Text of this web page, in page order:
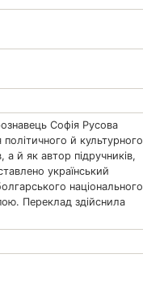
Софія Русова
й культурного
а й як автор підручників,
український
національного
Переклад здійснила